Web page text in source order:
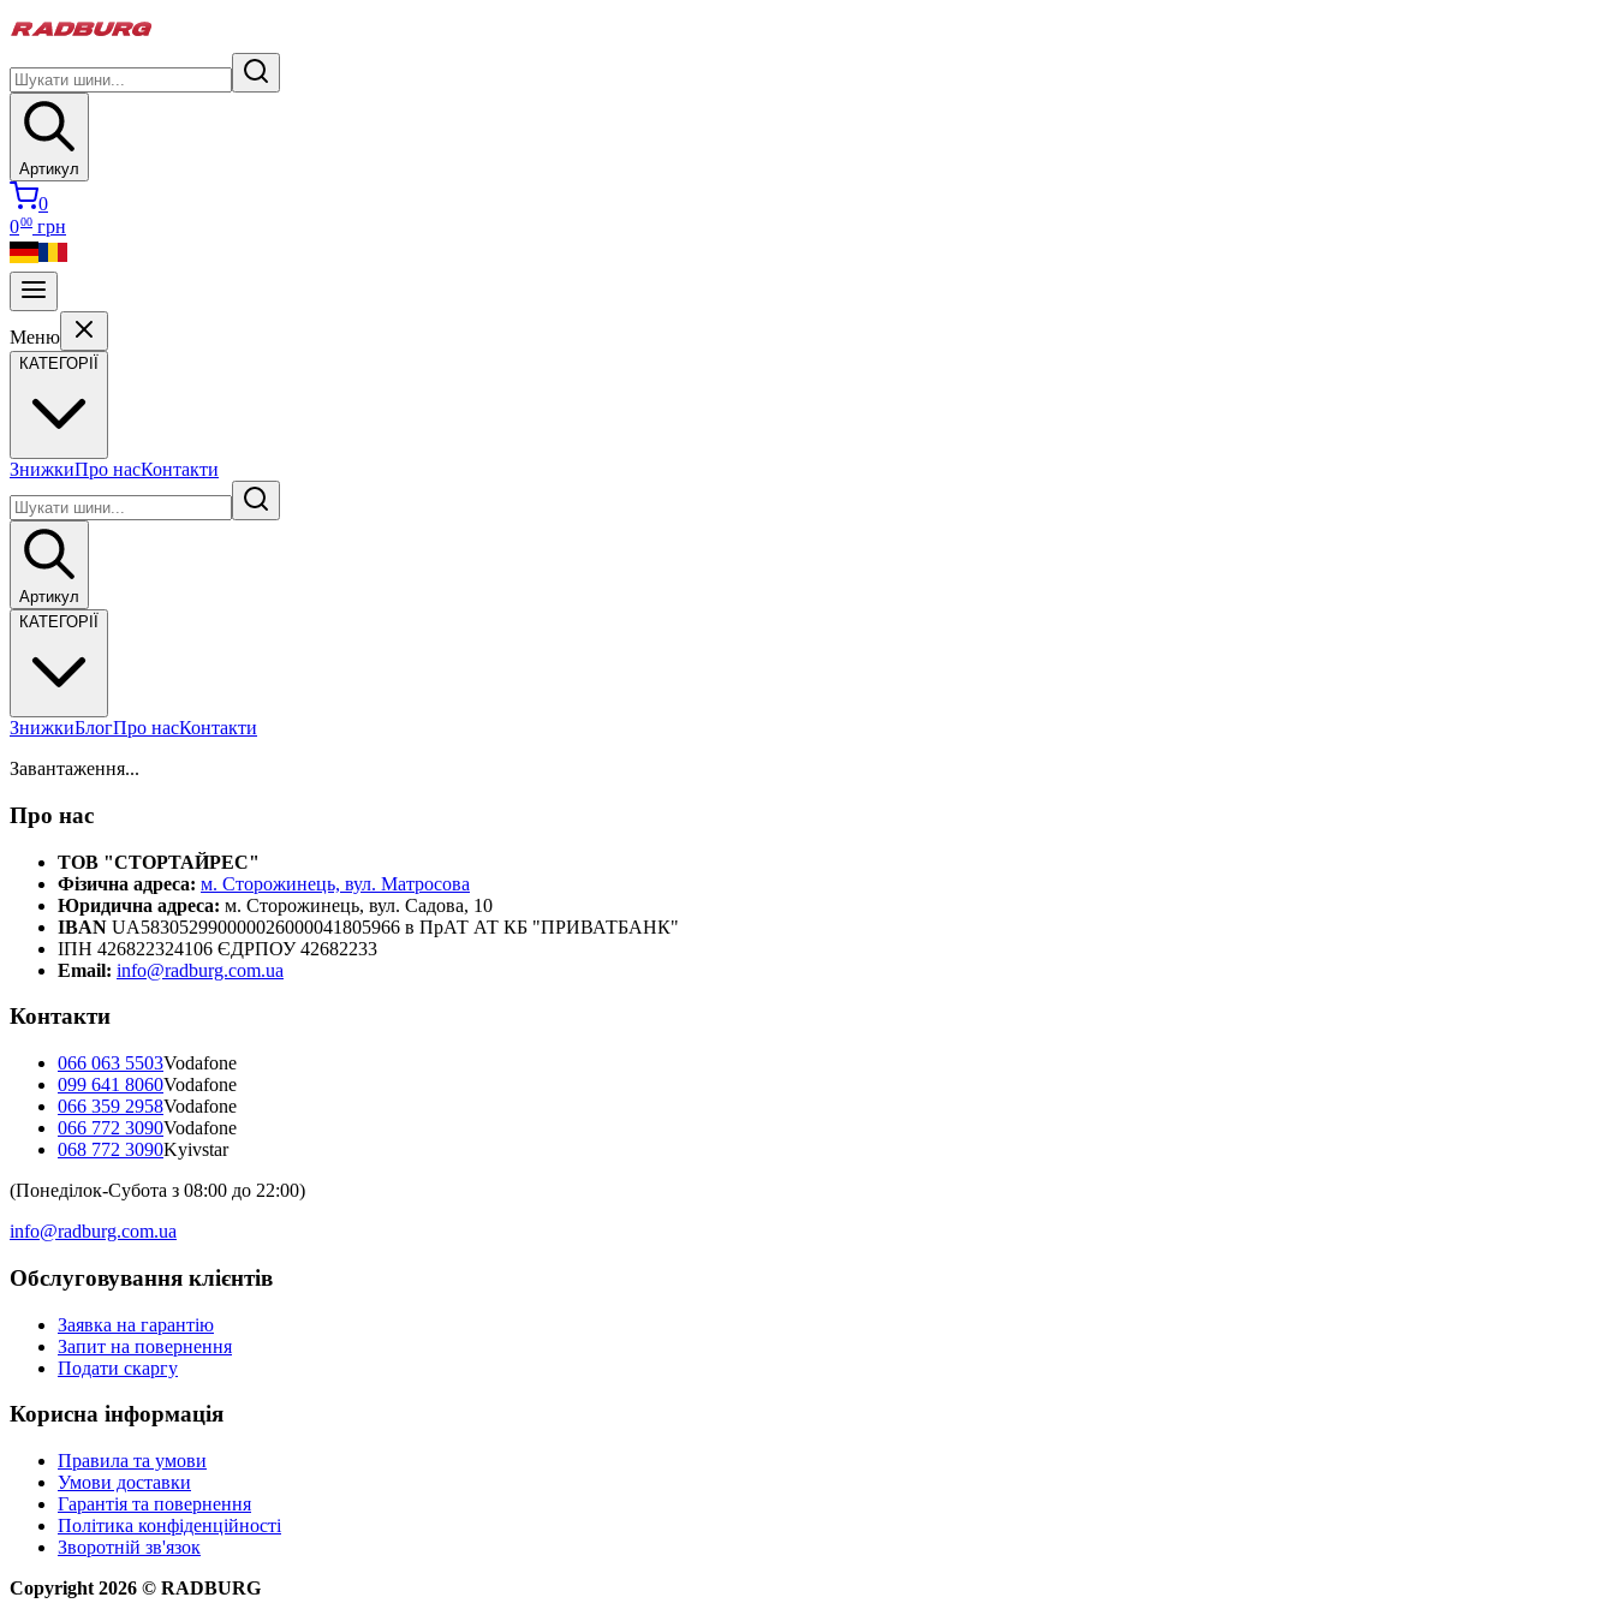
Артикул
0
000 грн
Меню
КАТЕГОРІЇ
ЗнижкиПро насКонтакти
Артикул
КАТЕГОРІЇ
ЗнижкиБлогПро насКонтакти
Завантаження...
Про нас
ТОВ "СТОРТАЙРЕС"
Фізична адреса: м. Сторожинець, вул. Матросова
Юридична адреса: м. Сторожинець, вул. Садова, 10
IBAN UA583052990000026000041805966 в ПрАТ АТ КБ "ПРИВАТБАНК"
ІПН 426822324106 ЄДРПОУ 42682233
Email: info@radburg.com.ua
Контакти
066 063 5503Vodafone
099 641 8060Vodafone
066 359 2958Vodafone
066 772 3090Vodafone
068 772 3090Kyivstar
(Понеділок-Субота з 08:00 до 22:00)
info@radburg.com.ua
Обслуговування клієнтів
Заявка на гарантію
Запит на повернення
Подати скаргу
Корисна інформація
Правила та умови
Умови доставки
Гарантія та повернення
Політика конфіденційності
Зворотній зв'язок
Copyright 2026 © RADBURG